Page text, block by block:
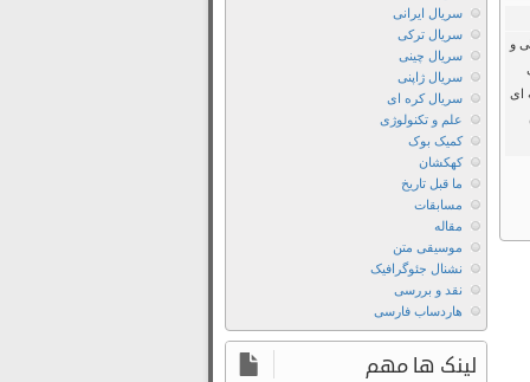
۱۹۲۲ به نویسندگی و
ای
دوبله
فارسی
دانلود
فیلم
Haxan
1922
زیرنویس
فارسی
دانلود
فیلم
Haxan
1922
سریال ایرانی
سریال ترکی
سریال چینی
سریال ژاپنی
سریال کره ای
علم و تکنولوژی
کمیک بوک
کهکشان
ما قبل تاریخ
مسابقات
مقاله
موسیقی متن
نشنال جئوگرافیک
نقد و بررسی
هاردساب فارسی
لینک ها مهم